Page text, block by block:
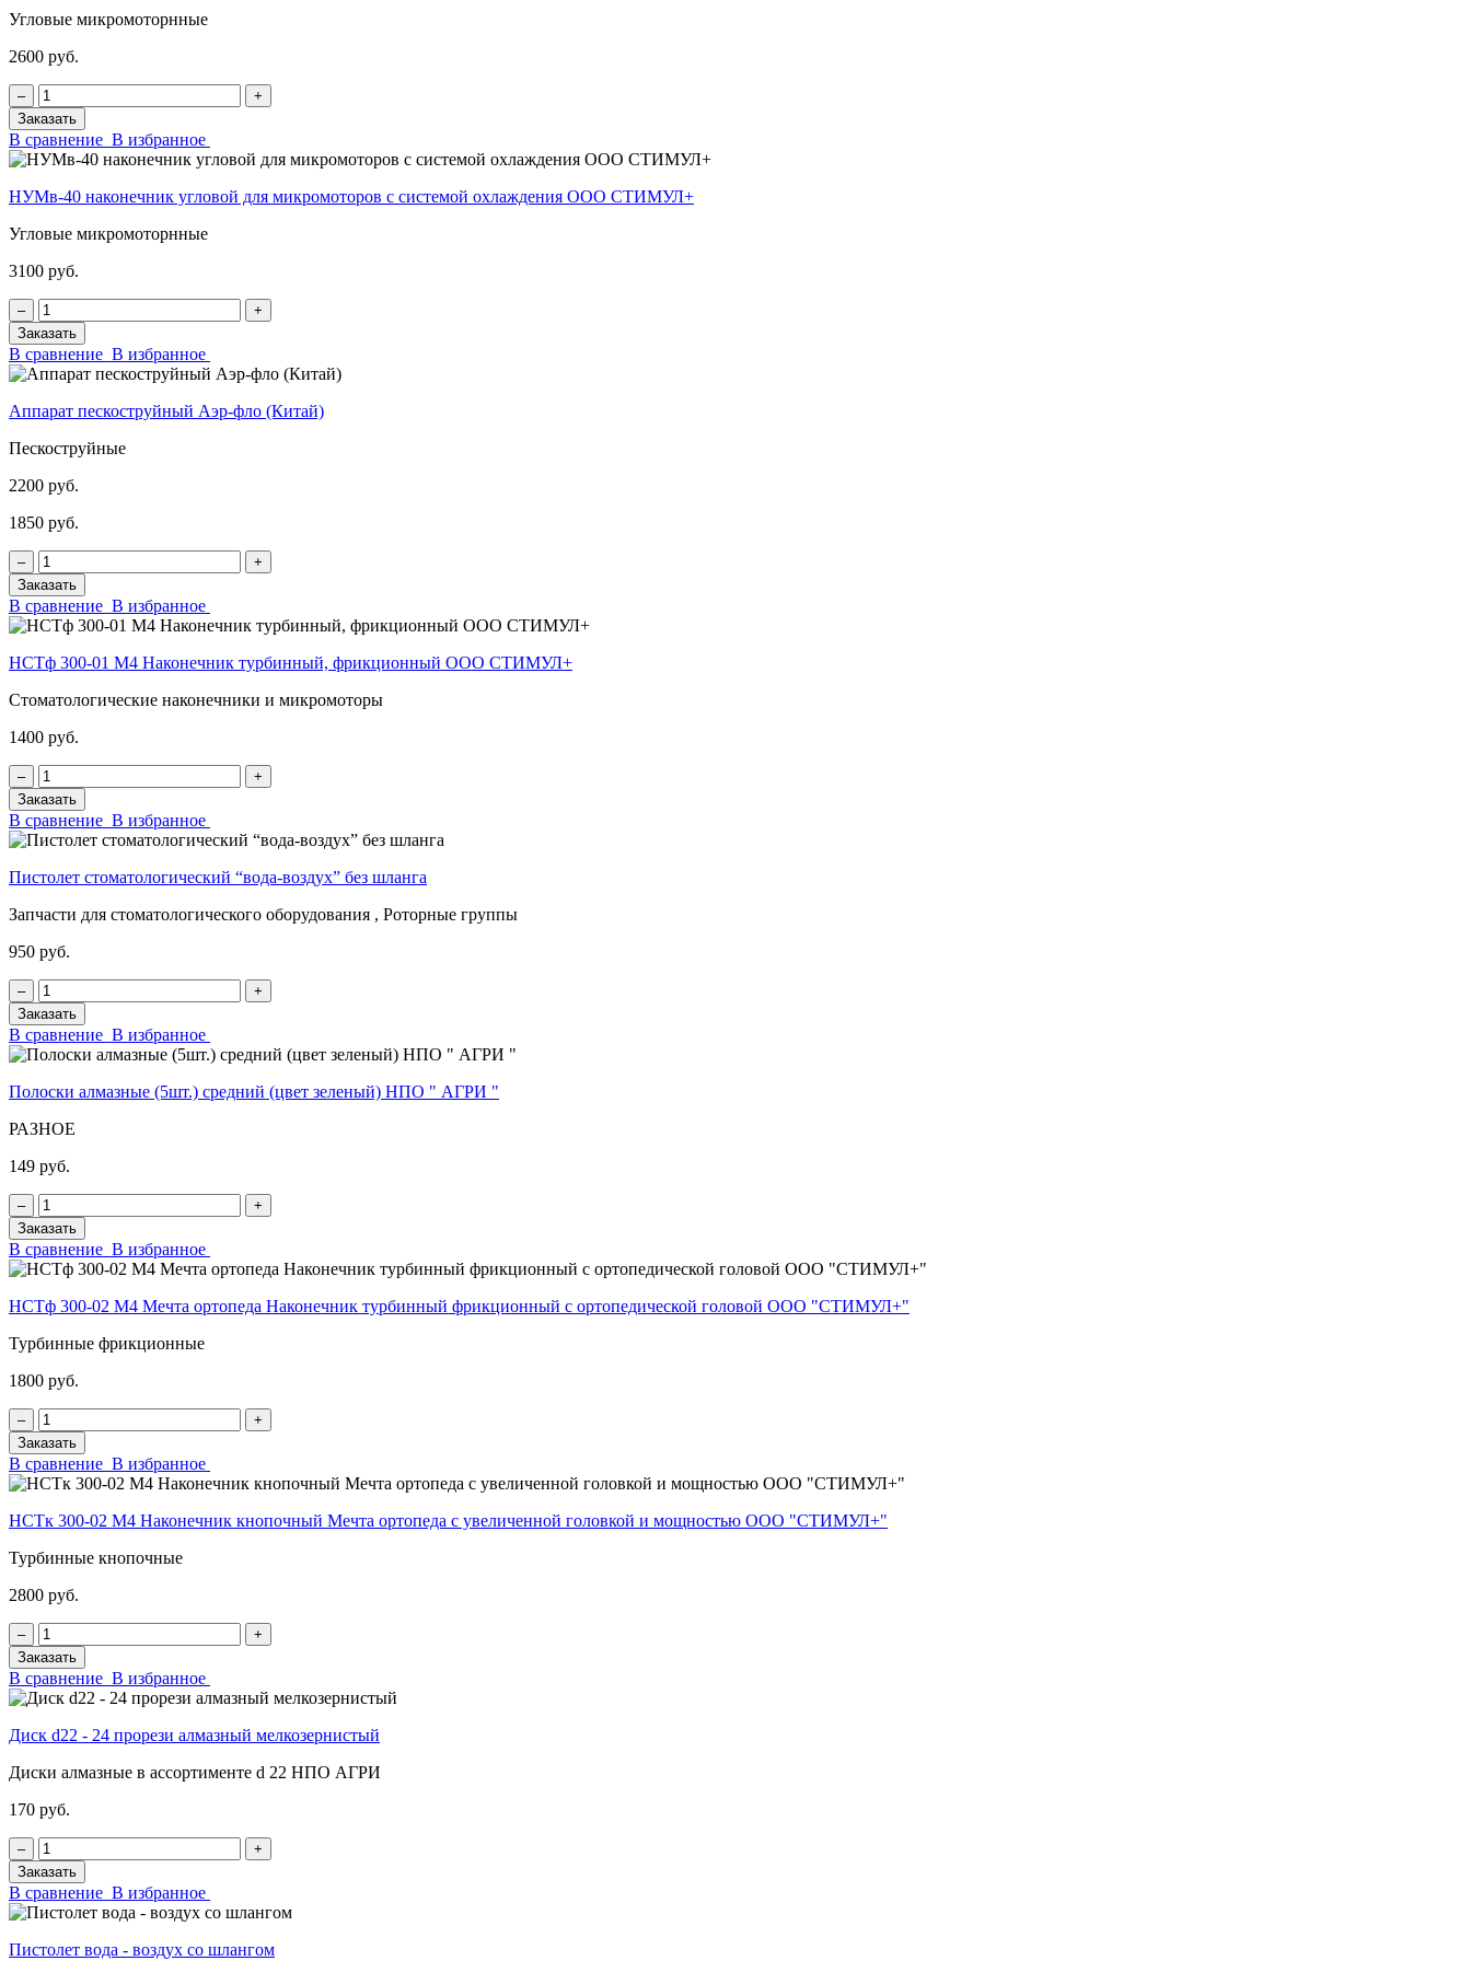
Угловые микромоторнные
2600 руб.
‒
+
Заказать
В сравнение В избранное
НУМв-40 наконечник угловой для микромоторов с системой охлаждения ООО СТИМУЛ+
Угловые микромоторнные
3100 руб.
‒
+
Заказать
В сравнение В избранное
Аппарат пескоструйный Аэр-фло (Китай)
Пескоструйные
2200 руб.
1850 руб.
‒
+
Заказать
В сравнение В избранное
НСТф 300-01 М4 Наконечник турбинный, фрикционный ООО СТИМУЛ+
Стоматологические наконечники и микромоторы
1400 руб.
‒
+
Заказать
В сравнение В избранное
Пистолет стоматологический “вода-воздух” без шланга
Запчасти для стоматологического оборудования , Роторные группы
950 руб.
‒
+
Заказать
В сравнение В избранное
Полоски алмазные (5шт.) средний (цвет зеленый) НПО " АГРИ "
РАЗНОЕ
149 руб.
‒
+
Заказать
В сравнение В избранное
НСТф 300-02 М4 Мечта ортопеда Наконечник турбинный фрикционный с ортопедической головой ООО "СТИМУЛ+"
Турбинные фрикционные
1800 руб.
‒
+
Заказать
В сравнение В избранное
НСТк 300-02 М4 Наконечник кнопочный Мечта ортопеда с увеличенной головкой и мощностью ООО "СТИМУЛ+"
Турбинные кнопочные
2800 руб.
‒
+
Заказать
В сравнение В избранное
Диск d22 - 24 прорези алмазный мелкозернистый
Диски алмазные в ассортименте d 22 НПО АГРИ
170 руб.
‒
+
Заказать
В сравнение В избранное
Пистолет вода - воздух со шлангом